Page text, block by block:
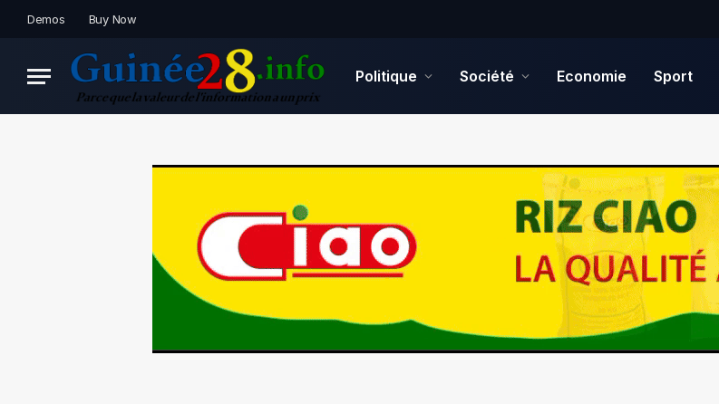
Demos Buy Now
Politique Société Economie Sport